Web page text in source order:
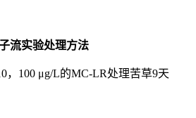
流实验处理方法
，100 μg/L的MC-LR处理苦草9天